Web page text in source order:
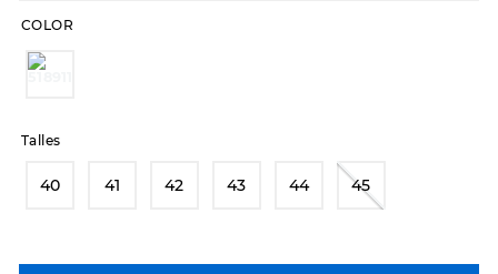
COLOR
Talles
40 41 42 43 44 45